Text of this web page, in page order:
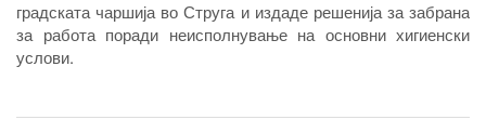
градската чаршија во Струга и издаде решенија за забрана
за работа поради неисполнување на основни хигиенски
услови.